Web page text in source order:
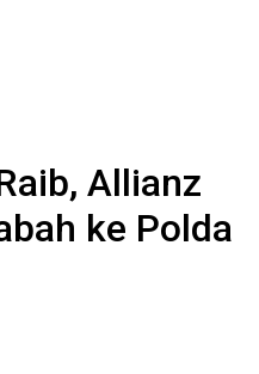
Allianz
ke Polda